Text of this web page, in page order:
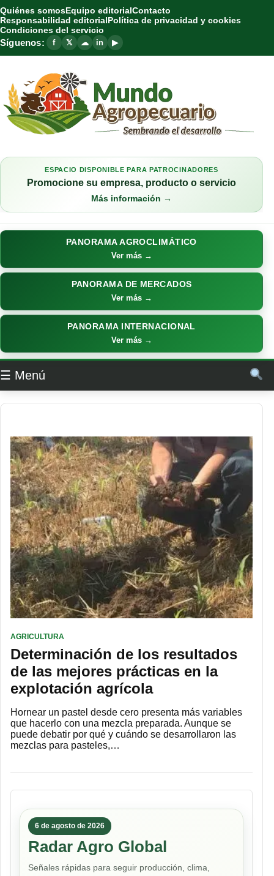
Quiénes somosEquipo editorialContacto
Responsabilidad editorialPolítica de privacidad y cookies
Condiciones del servicio
Síguenos: f 𝕏 ☁ in ▶
ESPACIO DISPONIBLE PARA PATROCINADORES
Promocione su empresa, producto o servicio
Más información →
PANORAMA AGROCLIMÁTICO
Ver más →
PANORAMA DE MERCADOS
Ver más →
PANORAMA INTERNACIONAL
Ver más →
☰ Menú
AGRICULTURA
Determinación de los resultados
de las mejores prácticas en la
explotación agrícola
Hornear un pastel desde cero presenta más variables
que hacerlo con una mezcla preparada. Aunque se
puede debatir por qué y cuándo se desarrollaron las
mezclas para pasteles,…
6 de agosto de 2026
Radar Agro Global
Señales rápidas para seguir producción, clima,